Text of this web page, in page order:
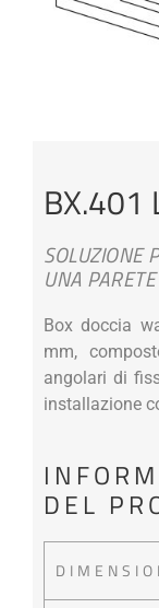
BX.401
SOLUZIONE
UNA PARETE
Box doccia
mm,
angolari di
installazione
DEL